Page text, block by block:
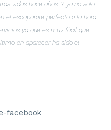
vidas hace años. Y ya no solo
el escaparate perfecto a la hora
ya que es muy fácil que
en aparecer ha sido el